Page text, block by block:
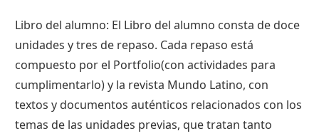
Libro del alumno: El Libro del alumno consta de doce
unidades y tres de repaso. Cada repaso está
compuesto por el Portfolio(con actividades para
cumplimentarlo) y la revista Mundo Latino, con
textos y documentos auténticos relacionados con los
temas de las unidades previas, que tratan tanto